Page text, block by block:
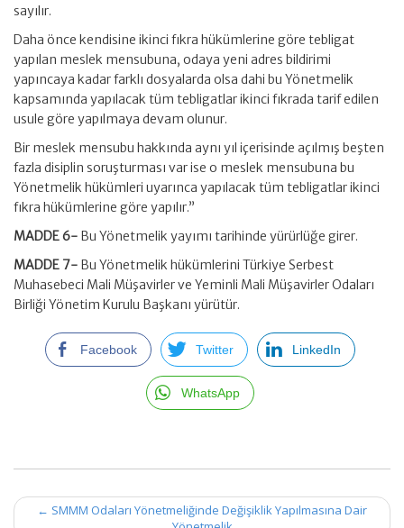
sayılır.
Daha önce kendisine ikinci fıkra hükümlerine göre tebligat
yapılan meslek mensubuna, odaya yeni adres bildirimi
yapıncaya kadar farklı dosyalarda olsa dahi bu Yönetmelik
kapsamında yapılacak tüm tebligatlar ikinci fıkrada tarif edilen
usule göre yapılmaya devam olunur.
Bir meslek mensubu hakkında aynı yıl içerisinde açılmış beşten
fazla disiplin soruşturması var ise o meslek mensubuna bu
Yönetmelik hükümleri uyarınca yapılacak tüm tebligatlar ikinci
fıkra hükümlerine göre yapılır.”
MADDE 6- Bu Yönetmelik yayımı tarihinde yürürlüğe girer.
MADDE 7- Bu Yönetmelik hükümlerini Türkiye Serbest
Muhasebeci Mali Müşavirler ve Yeminli Mali Müşavirler Odaları
Birliği Yönetim Kurulu Başkanı yürütür.
Facebook Twitter LinkedIn
WhatsApp
Post
navigation
← SMMM Odaları Yönetmeliğinde Değişiklik Yapılmasına Dair